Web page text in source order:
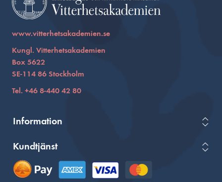
www.vitterhetsakademien.se
Kungl. Vitterhetsakademien
Box 5622
SE-114 86 Stockholm
Tel. +46 8-440 42 80
Information
Kundtjänst